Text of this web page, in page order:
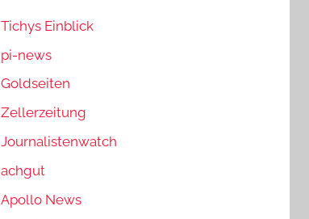
Tichys Einblick
pi-news
Goldseiten
Zellerzeitung
Journalistenwatch
achgut
Apollo News